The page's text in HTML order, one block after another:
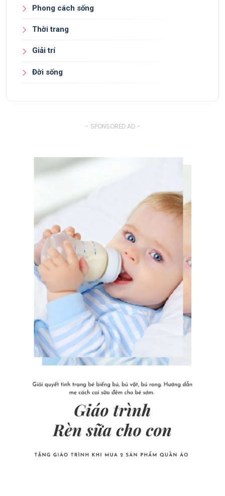
Phong cách sống
Thời trang
Giải trí
Đời sống
- SPONSORED AD -